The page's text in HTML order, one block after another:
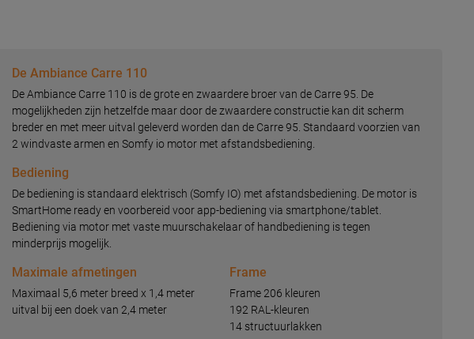
De Ambiance Carre 110
De Ambiance Carre 110 is de grote en zwaardere broer van de Carre 95. De
mogelijkheden zijn hetzelfde maar door de zwaardere constructie kan dit scherm
breder en met meer uitval geleverd worden dan de Carre 95. Standaard voorzien van
2 windvaste armen en Somfy io motor met afstandsbediening.
Bediening
De bediening is standaard elektrisch (Somfy IO) met afstandsbediening. De motor is
SmartHome ready en voorbereid voor app-bediening via smartphone/tablet.
Bediening via motor met vaste muurschakelaar of handbediening is tegen
minderprijs mogelijk.
Maximale afmetingen
Maximaal 5,6 meter breed x 1,4 meter
uitval bij een doek van 2,4 meter
Frame
Frame 206 kleuren
192 RAL-kleuren
14 structuurlakken